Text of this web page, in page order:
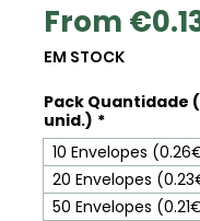
From
EM STOCK
Pack Quantidade
unid.) *
10 Envelopes
20 Envelopes
50 Envelopes